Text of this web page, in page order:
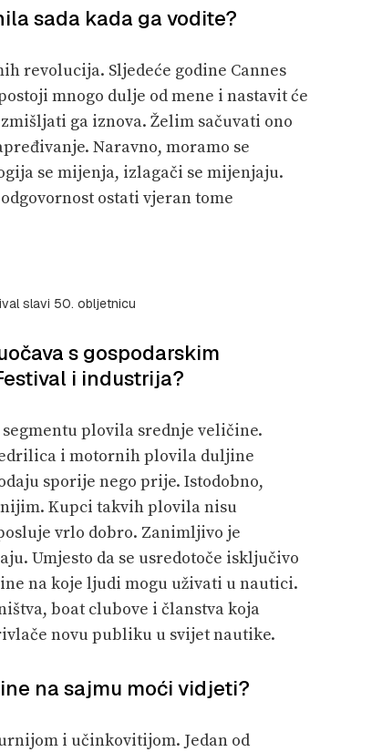
sada kada ga vodite?
revolucija. Sljedeće godine Cannes
mnogo dulje od mene i nastavit će
ga iznova. Želim sačuvati ono
Naravno, moramo se
se mijenja, izlagači se mijenjaju.
ostati vjeran tome
slavi 50. obljetnicu
s gospodarskim
i industrija?
plovila srednje veličine.
i motornih plovila duljine
sporije nego prije. Istodobno,
Kupci takvih plovila nisu
vrlo dobro. Zanimljivo je
Umjesto da se usredotoče isključivo
na koje ljudi mogu uživati u nautici.
boat clubove i članstva koja
novu publiku u svijet nautike.
na sajmu moći vidjeti?
i učinkovitijom. Jedan od